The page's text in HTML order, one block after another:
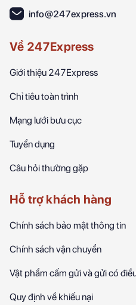
info@247express.vn
Về 247Express
Giới thiệu 247Express
Chỉ tiêu toàn trình
Mạng lưới bưu cục
Tuyển dụng
Câu hỏi thường gặp
Hỗ trợ khách hàng
Chính sách bảo mật thông tin
Chính sách vận chuyển
Vật phẩm cấm gửi và gửi có
Quy định về khiếu nại